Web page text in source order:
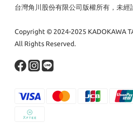
台灣角川股份有限公司版權所有，未經
Copyright © 2024-2025 KADOKAWA
All Rights Reserved.